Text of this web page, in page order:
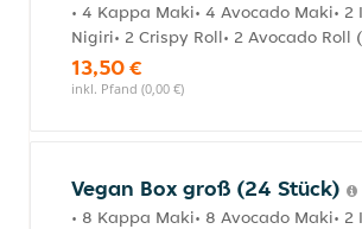
• 4 Kappa Maki• 4 Avocado Maki• 2
Nigiri• 2 Crispy Roll• 2 Avocado Roll
13,50 €
inkl. Pfand (0,00 €)
Vegan Box groß (24 Stück)
• 8 Kappa Maki• 8 Avocado Maki• 2